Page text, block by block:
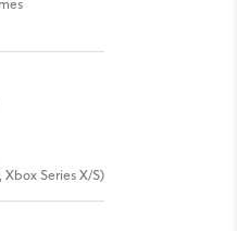
Xbox Series X/S)